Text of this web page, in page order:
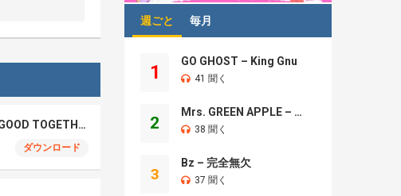
Timelesz – GOOD TOGETHER
ダウンロード
週ごと 毎月
1
GO GHOST – King Gnu
41 聞く
2
Mrs. GREEN APPLE – Brand New
38 聞く
3
Bz – 完全無欠
37 聞く